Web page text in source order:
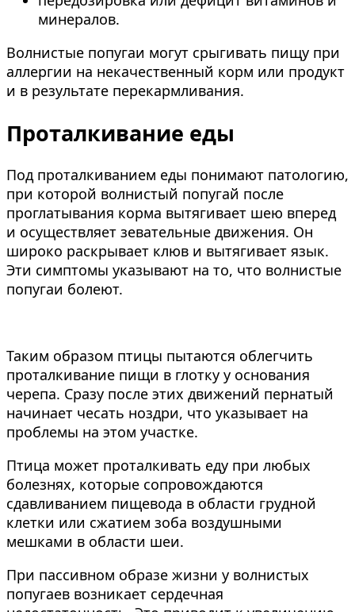
минералов.
Волнистые попугаи могут срыгивать пищу при
аллергии на некачественный корм или продукт
и в результате перекармливания.
Проталкивание еды
Под проталкиванием еды понимают патологию,
при которой волнистый попугай после
проглатывания корма вытягивает шею вперед
и осуществляет зевательные движения. Он
широко раскрывает клюв и вытягивает язык.
Эти симптомы указывают на то, что волнистые
попугаи болеют.
Таким образом птицы пытаются облегчить
проталкивание пищи в глотку у основания
черепа. Сразу после этих движений пернатый
начинает чесать ноздри, что указывает на
проблемы на этом участке.
Птица может проталкивать еду при любых
болезнях, которые сопровождаются
сдавливанием пищевода в области грудной
клетки или сжатием зоба воздушными
мешками в области шеи.
При пассивном образе жизни у волнистых
попугаев возникает сердечная